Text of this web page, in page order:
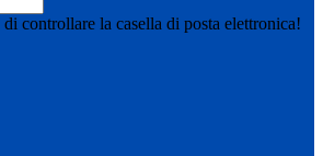
controllare la casella di posta elettronica!